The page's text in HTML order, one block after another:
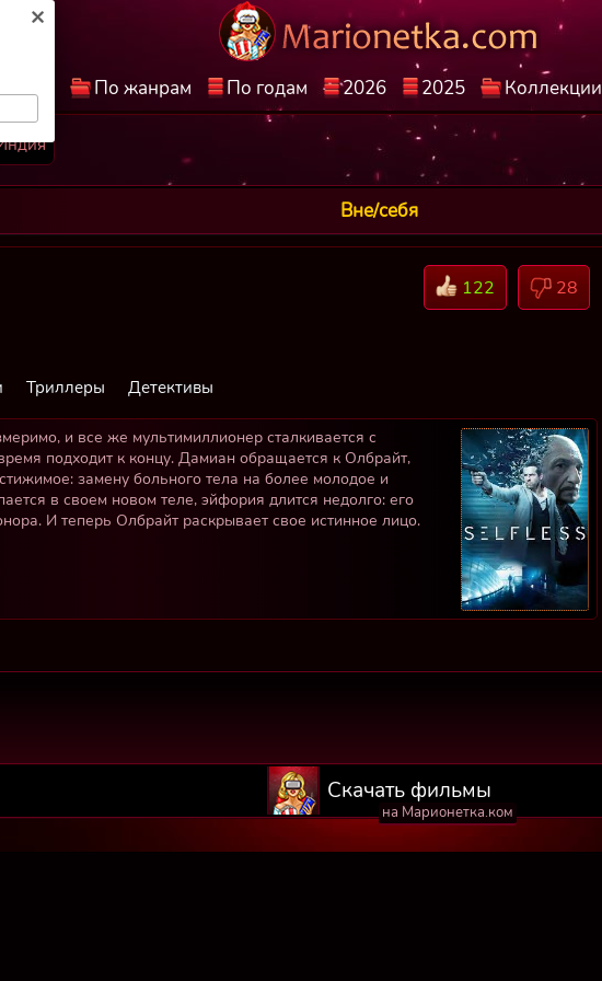
По жанрам По годам 2026 2025 Коллекции
Вне/себя
122 28
Триллеры Детективы
и все же мультимиллионер сталкивается с
подходит к концу. Дамиан обращается к Олбрайт,
замену больного тела на более молодое и
в своем новом теле, эйфория длится недолго: его
И теперь Олбрайт раскрывает свое истинное лицо.
Скачать фильмы
на Марионетка.ком